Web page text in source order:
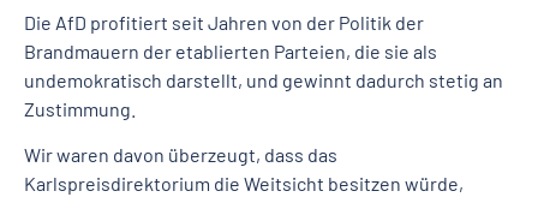
Die AfD profitiert seit Jahren von der Politik der
Brandmauern der etablierten Parteien, die sie als
undemokratisch darstellt, und gewinnt dadurch stetig an
Zustimmung.
Wir waren davon überzeugt, dass das
Karlspreisdirektorium die Weitsicht besitzen würde,